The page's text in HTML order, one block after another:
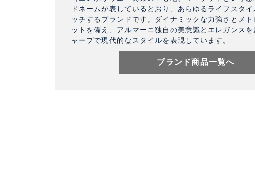
ドネームが表しているとおり、あらゆるライフスタ
ッチするブランドです。ダイナミックな力強さとメト
ットを備え、アルマーニ独自の美意識とエレガンス
ャープで現代的なスタイルを表現しています。
ブランド商品一覧へ